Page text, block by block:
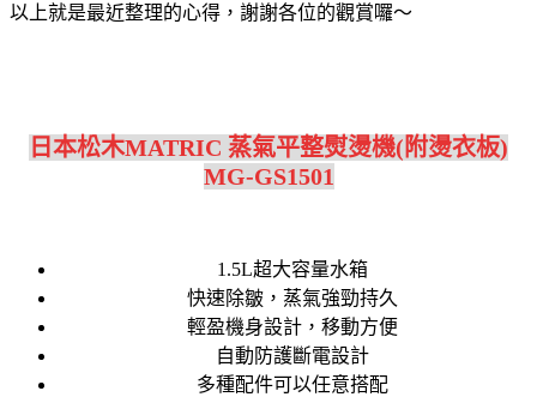
以上就是最近整理的心得，謝謝各位的觀賞囉～
日本松木MATRIC 蒸氣平整熨燙機(附燙衣板)
MG-GS1501
1.5L超大容量水箱
快速除皺，蒸氣強勁持久
輕盈機身設計，移動方便
自動防護斷電設計
多種配件可以任意搭配